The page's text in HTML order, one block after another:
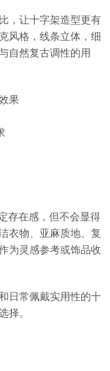
，让十字架造型更有
风格，线条立体，细
自然复古调性的用
果
存在感，但不会显得
衣物、亚麻质地、复
为灵感参考或饰品收
日常佩戴实用性的十
择。